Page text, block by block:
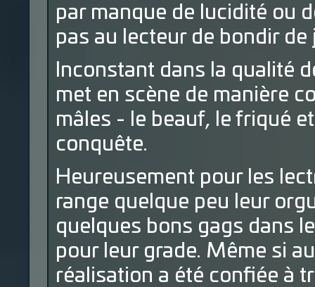
par manque de lucidité ou
pas au lecteur de bondir de
Inconstant dans la qualité
met en scène de manière
mâles - le beauf, le friqué
conquête.
Heureusement pour les
range quelque peu leur
quelques bons gags dans
pour leur grade. Même si
réalisation a été confiée à